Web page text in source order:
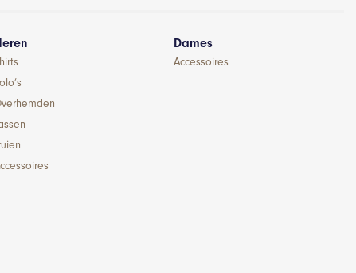
Dames
Accessoires